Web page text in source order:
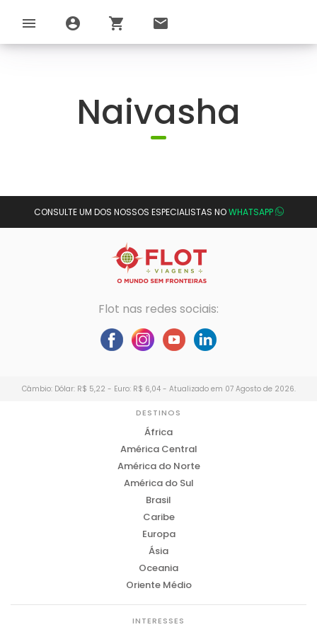
menu account_circle shopping_cart email
Naivasha
CONSULTE UM DOS NOSSOS ESPECIALISTAS NOWHATSAPP
Flot nas redes sociais:
Câmbio: Dólar: R$ 5,22 - Euro: R$ 6,04 - Atualizado em 07 Agosto de 2026.
DESTINOS
África
América Central
América do Norte
América do Sul
Brasil
Caribe
Europa
Ásia
Oceania
Oriente Médio
INTERESSES